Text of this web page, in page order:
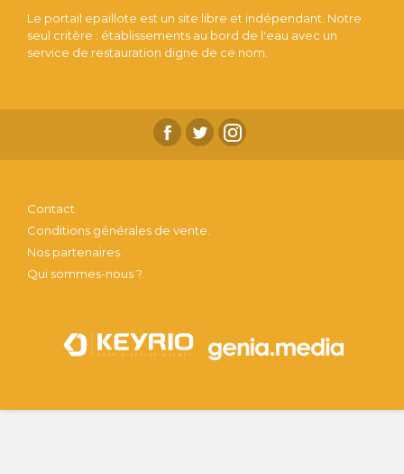
Le portail epaillote est un site libre et indépendant. Notre
seul critère : établissements au bord de l'eau avec un
service de restauration digne de ce nom.
Contact.
Conditions générales de vente.
Nos partenaires.
Qui sommes-nous ?.